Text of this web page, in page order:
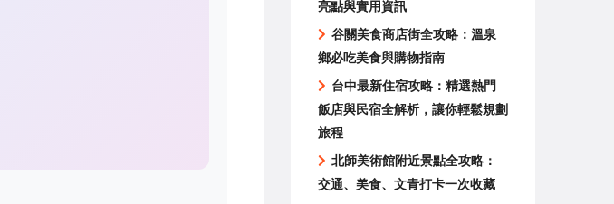
亮點與實用資訊
谷關美食商店街全攻略：溫泉
鄉必吃美食與購物指南
台中最新住宿攻略：精選熱門
飯店與民宿全解析，讓你輕鬆規劃
旅程
北師美術館附近景點全攻略：
交通、美食、文青打卡一次收藏